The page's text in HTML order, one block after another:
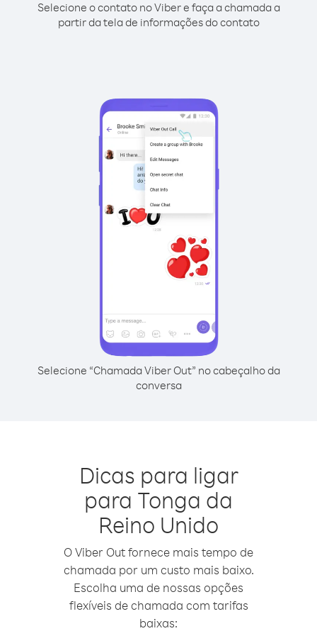
Selecione o contato no Viber e faça a chamada a
partir da tela de informações do contato
Selecione “Chamada Viber Out” no cabeçalho da
conversa
Dicas para ligar
para Tonga da
Reino Unido
O Viber Out fornece mais tempo de
chamada por um custo mais baixo.
Escolha uma de nossas opções
flexíveis de chamada com tarifas
baixas: